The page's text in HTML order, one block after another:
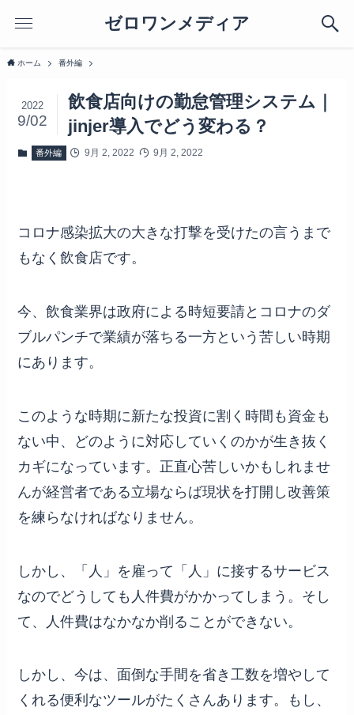
ゼロワンメディア
ホーム 番外編
飲食店向けの勤怠管理システム｜
jinjer導入でどう変わる？
2022
9/02
番外編 9月 2, 2022 9月 2, 2022
コロナ感染拡大の大きな打撃を受けたの言うまで
もなく飲食店です。
今、飲食業界は政府による時短要請とコロナのダ
ブルパンチで業績が落ちる一方という苦しい時期
にあります。
このような時期に新たな投資に割く時間も資金も
ない中、どのように対応していくのかが生き抜く
カギになっています。正直心苦しいかもしれませ
んが経営者である立場ならば現状を打開し改善策
を練らなければなりません。
しかし、「人」を雇って「人」に接するサービス
なのでどうしても人件費がかかってしまう。そし
て、人件費はなかなか削ることができない。
しかし、今は、面倒な手間を省き工数を増やして
くれる便利なツールがたくさんあります。もし、